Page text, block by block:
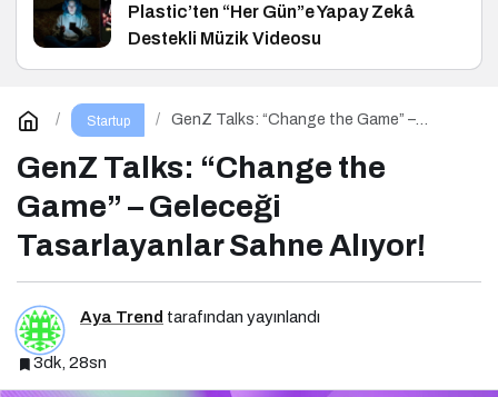
Plastic’ten “Her Gün”e Yapay Zekâ
Destekli Müzik Videosu
Startup
GenZ Talks: “Change the Game” –
GenZ Talks: “Change the
Game” – Geleceği
Tasarlayanlar Sahne Alıyor!
Aya Trend tarafından yayınlandı
3dk, 28sn